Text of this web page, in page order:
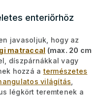
enteriőrhöz
javasoljuk, hogy az
matraccal (max. 20 cm
díszpárnákkal vagy
hozzá atermészetes
világítás
légkört teremtenek a